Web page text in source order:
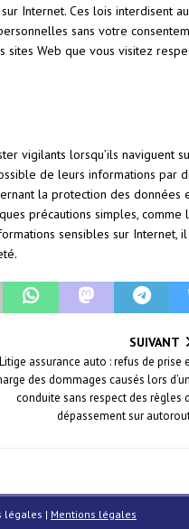
Internet. Ces lois interdisent
sans votre
Web que vous visitez
vigilants lorsqu’ils naviguent
de leurs informations par
la protection des données
précautions simples,
sensibles sur Internet,
SUIVANT
Litige assurance auto : refus de prise
des dommages causés lors
conduite sans respect des règles
dépassement sur
légales | Mentions légales